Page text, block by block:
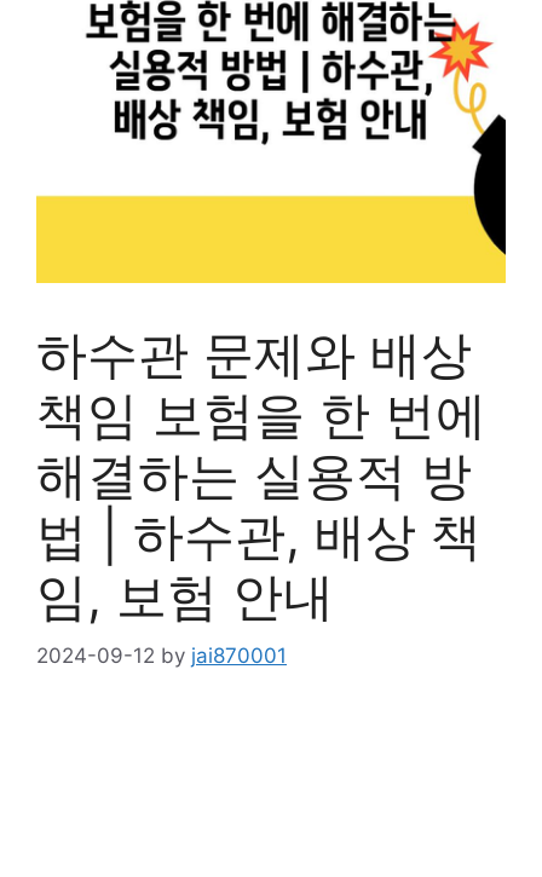
하수관 문제와 배상
책임 보험을 한 번에
해결하는 실용적 방
법 | 하수관, 배상 책
임, 보험 안내
2024-09-12 by jai870001